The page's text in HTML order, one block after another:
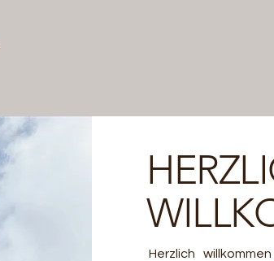
Herzlich